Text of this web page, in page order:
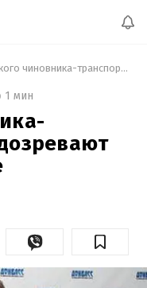
Донецкого чиновника-транспортника подозревают во взяточничестве
1 мин